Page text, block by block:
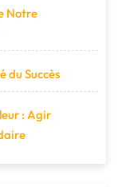
Notre
du Succès
: Agir